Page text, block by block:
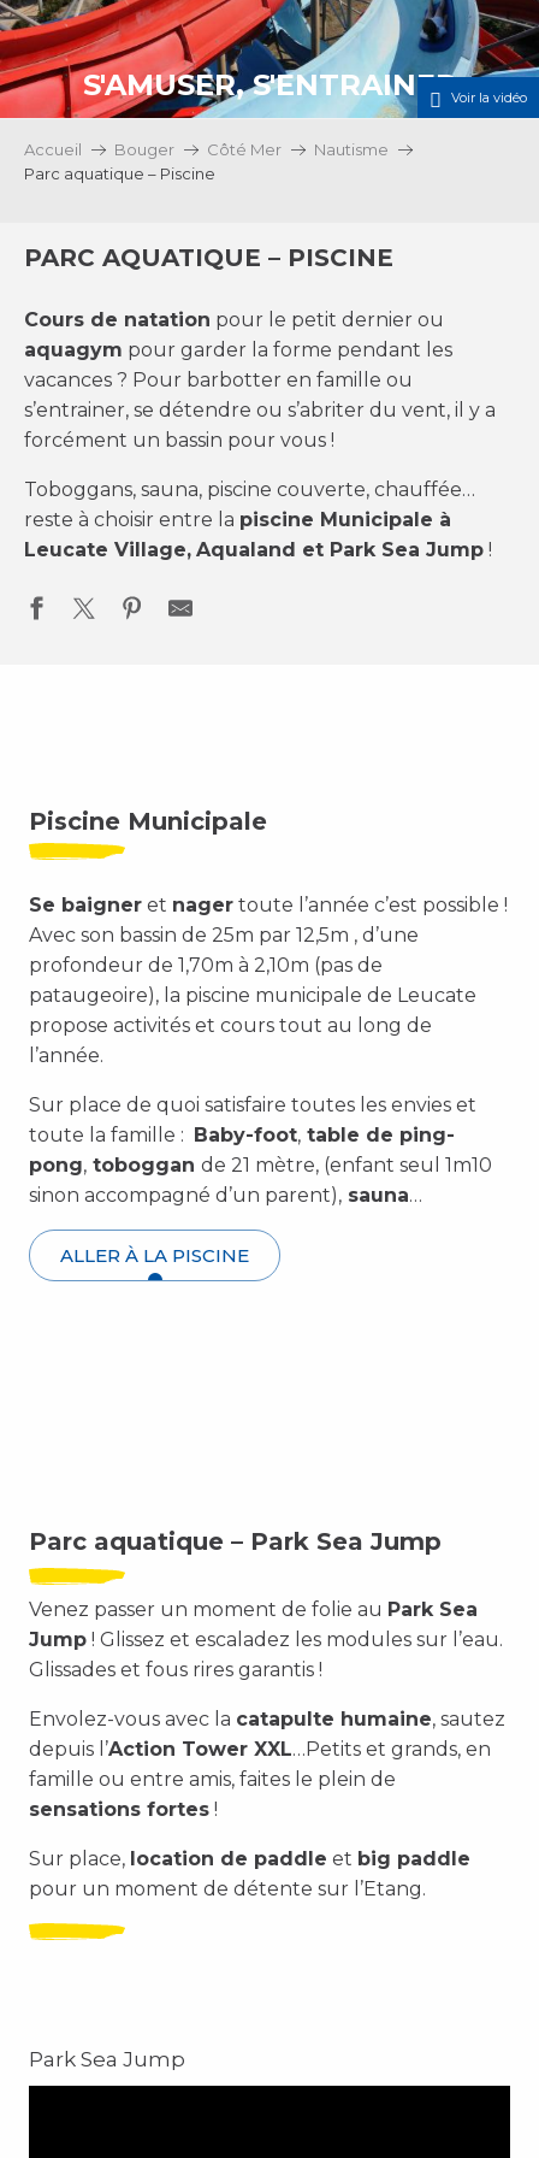
S'AMUSER, S'ENTRAINERVoir la vidéo
Accueil Bouger Côté Mer
Nautisme
Parc aquatique – Piscine
PARC AQUATIQUE – PISCINE
Cours de natation pour le petit dernier ou
aquagym pour garder la forme pendant les
vacances ? Pour barbotter en famille ou
s’entrainer, se détendre ou s’abriter du vent, il y a
forcément un bassin pour vous !
Toboggans, sauna, piscine couverte, chauffée…
reste à choisir entre la piscine Municipale à
Leucate Village, Aqualand et Park Sea Jump !
Piscine Municipale
Se baigner et nager toute l’année c’est possible !
Avec son bassin de 25m par 12,5m , d’une
profondeur de 1,70m à 2,10m (pas de
pataugeoire), la piscine municipale de Leucate
propose activités et cours tout au long de
l’année.
Sur place de quoi satisfaire toutes les envies et
toute la famille : Baby-foot, table de ping-
pong, toboggan de 21 mètre, (enfant seul 1m10
sinon accompagné d’un parent), sauna…
ALLER À LA PISCINE
Parc aquatique – Park Sea Jump
Venez passer un moment de folie au Park Sea
Jump ! Glissez et escaladez les modules sur l’eau.
Glissades et fous rires garantis !
Envolez-vous avec la catapulte humaine, sautez
depuis l’Action Tower XXL…Petits et grands, en
famille ou entre amis, faites le plein de
sensations fortes !
Sur place, location de paddle et big paddle
pour un moment de détente sur l’Etang.
Park Sea Jump